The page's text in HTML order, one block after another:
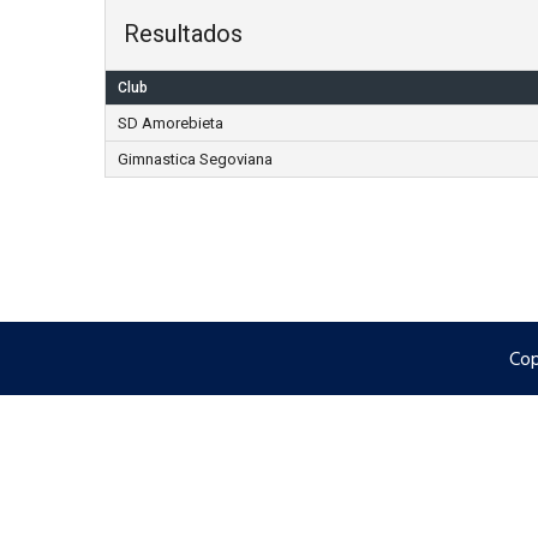
Resultados
Club
SD Amorebieta
Gimnastica Segoviana